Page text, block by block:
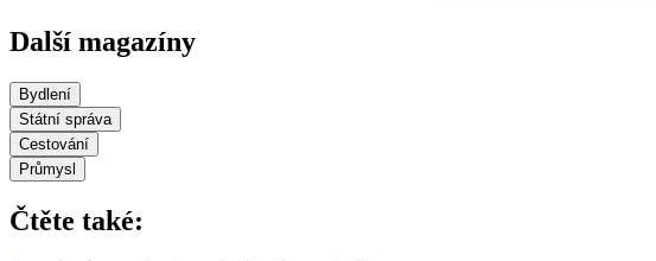
Další magazíny
Bydlení
Státní správa
Cestování
Průmysl
Čtěte také: